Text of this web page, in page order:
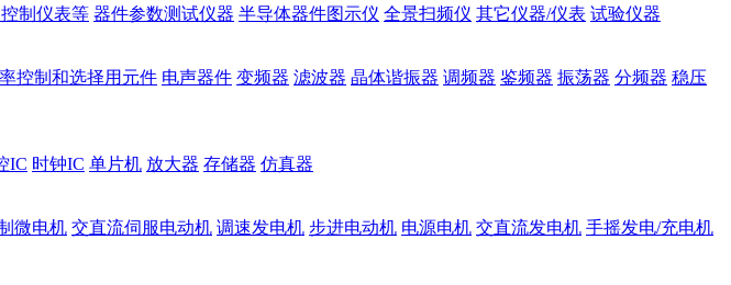
制仪表等 器件参数测试仪器 半导体器件图示仪 全景扫频仪 其它仪器/仪表 试验仪器
控制和选择用元件 电声器件 变频器 滤波器 晶体谐振器 调频器 鉴频器 振荡器 分频器 稳压
IC 时钟IC 单片机 放大器 存储器 仿真器
微电机 交直流伺服电动机 调速发电机 步进电动机 电源电机 交直流发电机 手摇发电/充电机